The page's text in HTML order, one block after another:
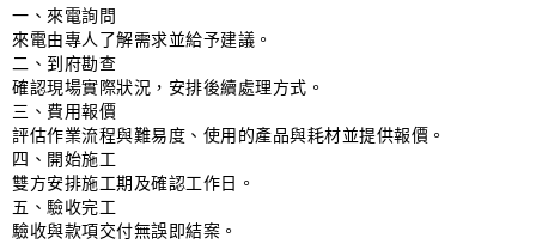
一、來電詢問
來電由專人了解需求並給予建議。
二、到府勘查
確認現場實際狀況，安排後續處理方式。
三、費用報價
評估作業流程與難易度、使用的產品與耗材並提供報價。
四、開始施工
雙方安排施工期及確認工作日。
五、驗收完工
驗收與款項交付無誤即結案。